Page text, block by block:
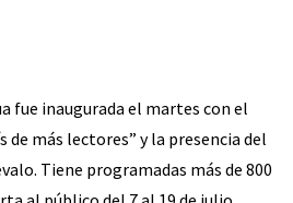
fue inaugurada el martes con el
de más lectores” y la presencia del
Tiene programadas más de 800